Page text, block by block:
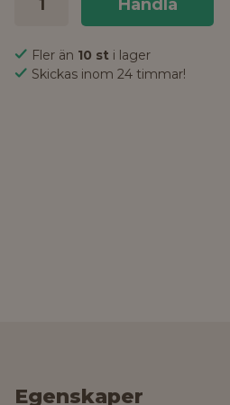
Handla
Fler än 10 st i lager
Skickas inom 24 timmar!
Egenskaper